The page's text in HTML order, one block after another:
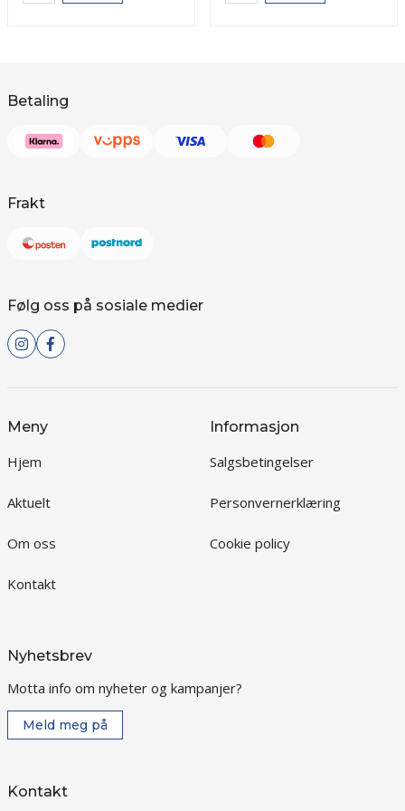
Betaling
Frakt
Følg oss på sosiale medier
Meny
Hjem
Aktuelt
Om oss
Kontakt
Informasjon
Salgsbetingelser
Personvernerklæring
Cookie policy
Nyhetsbrev
Motta info om nyheter og kampanjer?
Meld meg på
Kontakt